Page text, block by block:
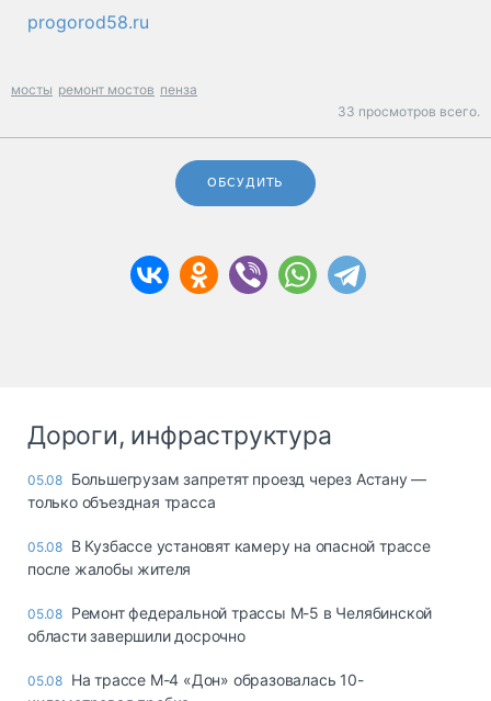
progorod58.ru
мосты ремонт мостов пенза
33 просмотров всего.
ОБСУДИТЬ
Дороги, инфраструктура
05.08 Большегрузам запретят проезд через Астану —
только объездная трасса
05.08 В Кузбассе установят камеру на опасной трассе
после жалобы жителя
05.08 Ремонт федеральной трассы М-5 в Челябинской
области завершили досрочно
05.08 На трассе М-4 «Дон» образовалась 10-